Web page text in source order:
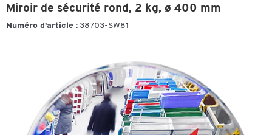
Miroir de sécurité rond, 2 kg, ø 400 mm
Numéro d'article : 38703-SW81